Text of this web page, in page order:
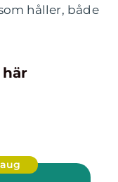
håller, både